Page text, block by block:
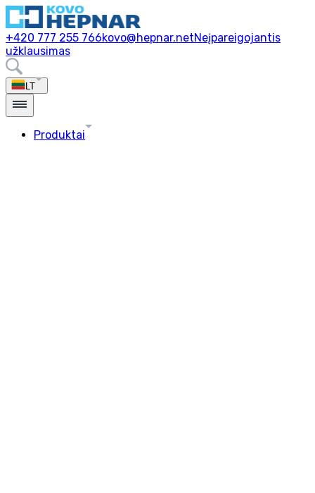
+420 777 255 766kovo@hepnar.netNeįpareigojantis
užklausimas
LT
Produktai